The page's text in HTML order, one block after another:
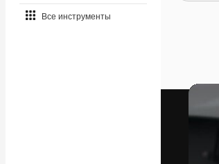
Все инструменты
Видео
Моушн-